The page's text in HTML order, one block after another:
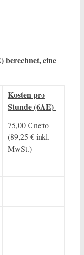
berechnet, eine
Kosten pro
Stunde (6AE)
75,00 € netto
(89,25 € inkl.
MwSt.)
–